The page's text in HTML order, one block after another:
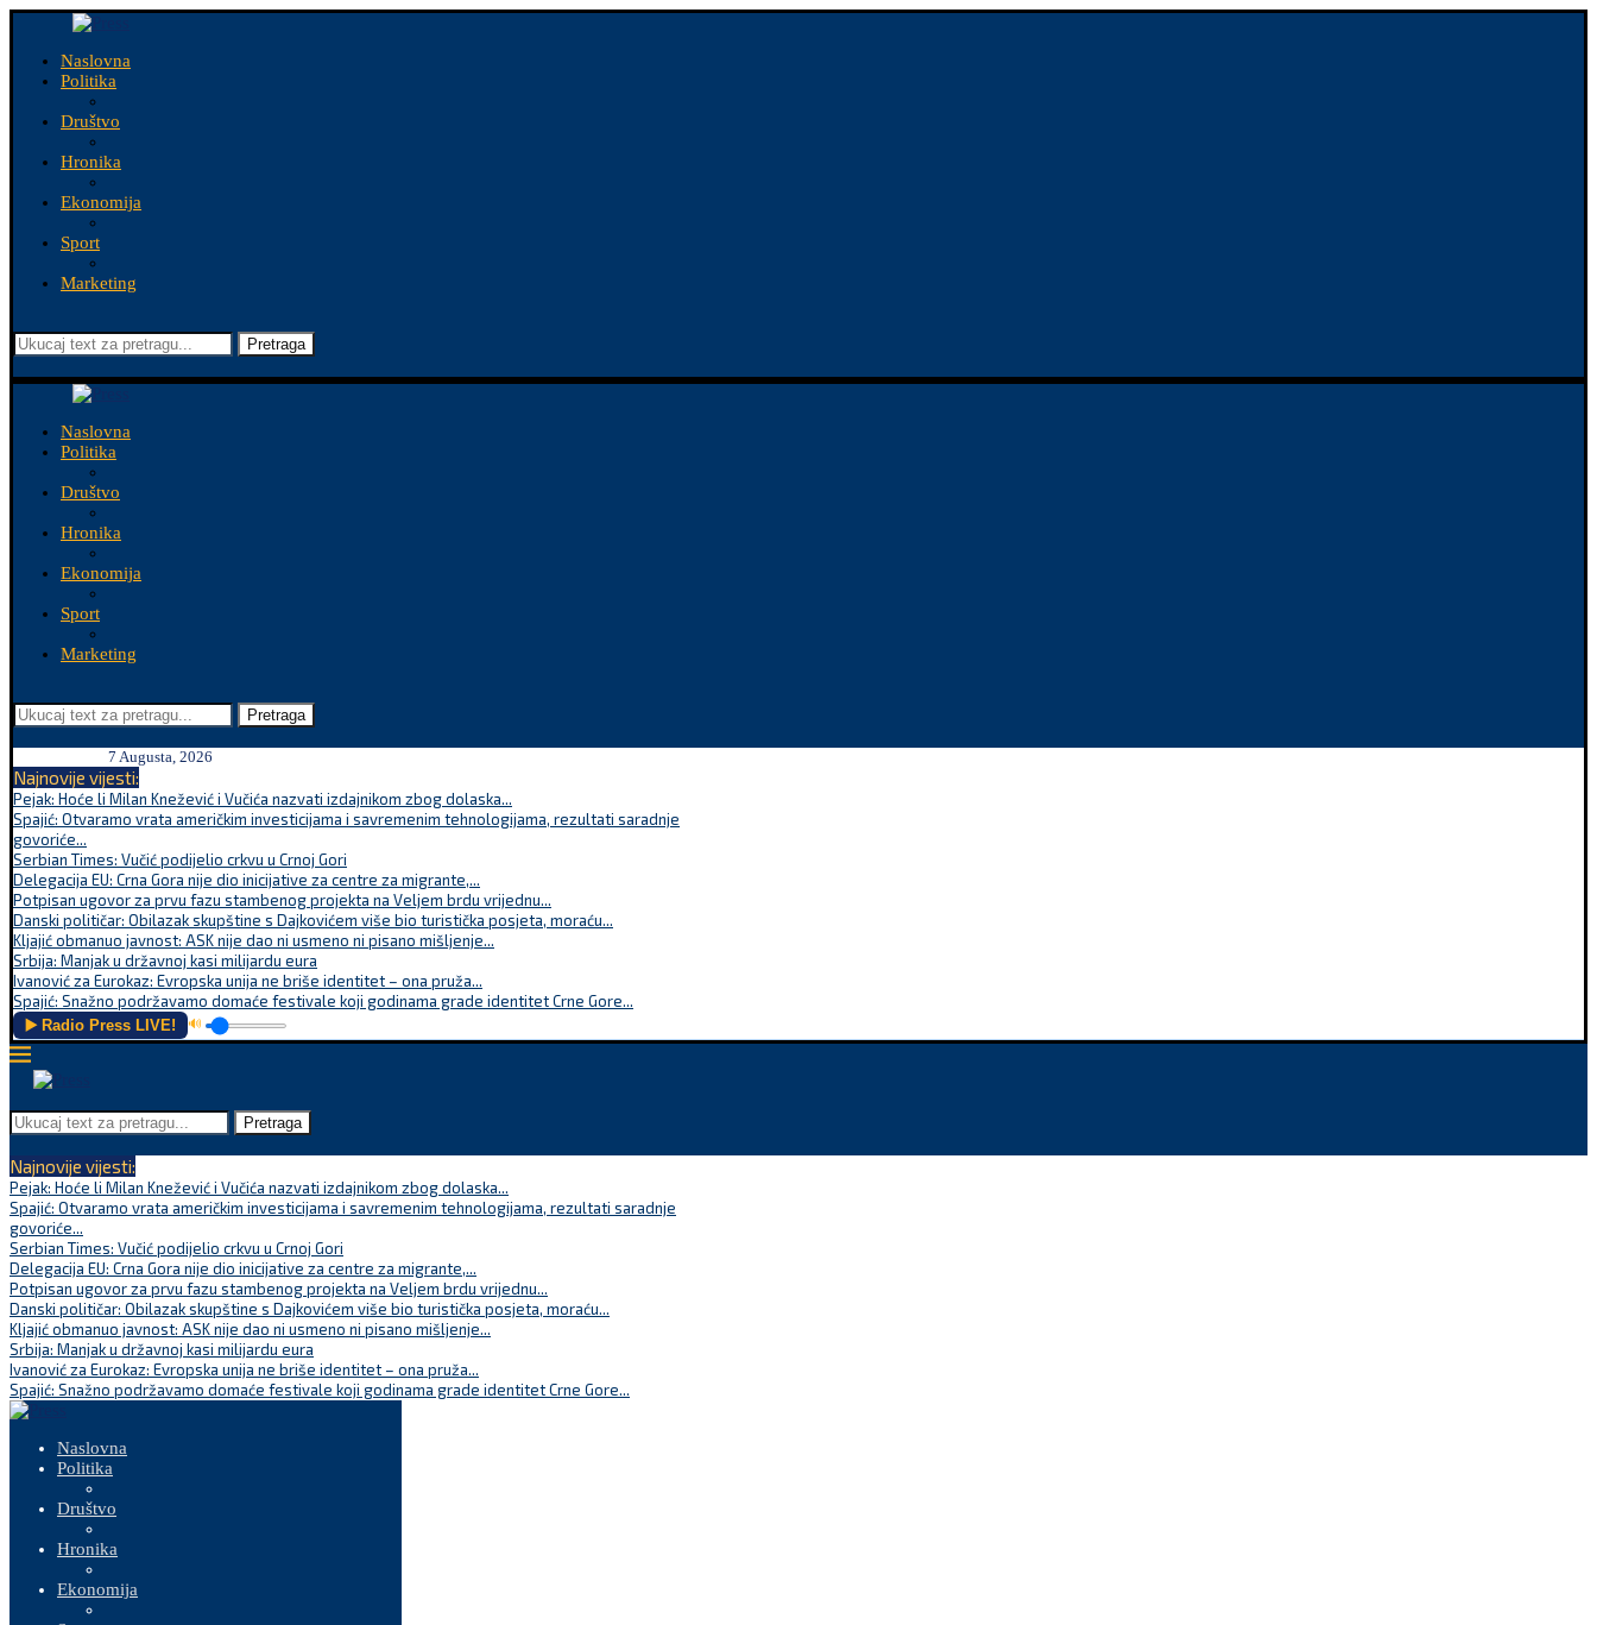
Naslovna
Politika
Društvo
Hronika
Ekonomija
Sport
Marketing
Pretraga
Naslovna
Politika
Društvo
Hronika
Ekonomija
Sport
Marketing
Pretraga
7 Augusta, 2026
Najnovije vijesti:
Pejak: Hoće li Milan Knežević i Vučića nazvati izdajnikom zbog dolaska...
Spajić: Otvaramo vrata američkim investicijama i savremenim tehnologijama, rezultati saradnje
govoriće...
Serbian Times: Vučić podijelio crkvu u Crnoj Gori
Delegacija EU: Crna Gora nije dio inicijative za centre za migrante,...
Potpisan ugovor za prvu fazu stambenog projekta na Veljem brdu vrijednu...
Danski političar: Obilazak skupštine s Dajkovićem više bio turistička posjeta, moraću...
Kljajić obmanuo javnost: ASK nije dao ni usmeno ni pisano mišljenje...
Srbija: Manjak u državnoj kasi milijardu eura
Ivanović za Eurokaz: Evropska unija ne briše identitet – ona pruža...
Spajić: Snažno podržavamo domaće festivale koji godinama grade identitet Crne Gore...
▶️ Radio Press LIVE! 🔊
Pretraga
Najnovije vijesti:
Pejak: Hoće li Milan Knežević i Vučića nazvati izdajnikom zbog dolaska...
Spajić: Otvaramo vrata američkim investicijama i savremenim tehnologijama, rezultati saradnje
govoriće...
Serbian Times: Vučić podijelio crkvu u Crnoj Gori
Delegacija EU: Crna Gora nije dio inicijative za centre za migrante,...
Potpisan ugovor za prvu fazu stambenog projekta na Veljem brdu vrijednu...
Danski političar: Obilazak skupštine s Dajkovićem više bio turistička posjeta, moraću...
Kljajić obmanuo javnost: ASK nije dao ni usmeno ni pisano mišljenje...
Srbija: Manjak u državnoj kasi milijardu eura
Ivanović za Eurokaz: Evropska unija ne briše identitet – ona pruža...
Spajić: Snažno podržavamo domaće festivale koji godinama grade identitet Crne Gore...
Naslovna
Politika
Društvo
Hronika
Ekonomija